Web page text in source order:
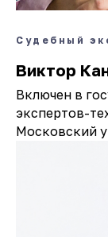
Судебный
Виктор
Включен в
экспертов-
Московский